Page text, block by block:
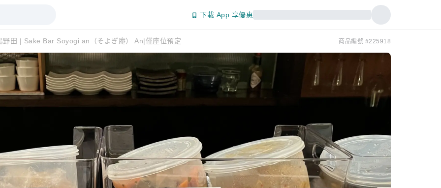
下載 App 享優惠
野田 | Sake Bar Soyogi an（そよぎ庵） An|僅座位預定 商品編號 #225918